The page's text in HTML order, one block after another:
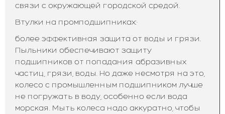
связи с окружающей городской средой.
Втулки на промподшипниках:·
более эффективная защита от воды и грязи.
Пыльники обеспечивают защиту
подшипников от попадания абразивных
частиц, грязи, воды. Но даже несмотря на это,
колесо с промышленным подшипником лучше
не погружать в воду, особенно если вода
морская. Мыть колеса надо аккуратно, чтобы